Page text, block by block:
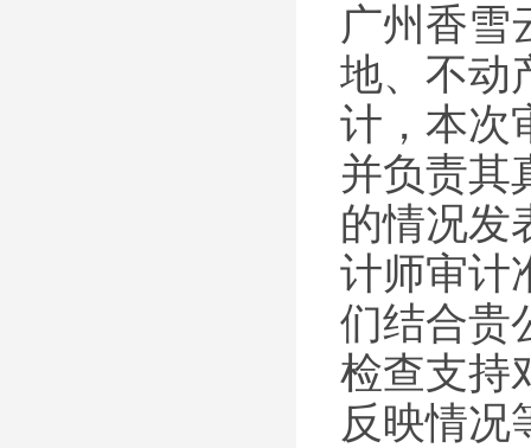
广州香雪
地、不动
计，本次
并负责其
的情况发
计师审计
们结合贵
检查支持
反映情况